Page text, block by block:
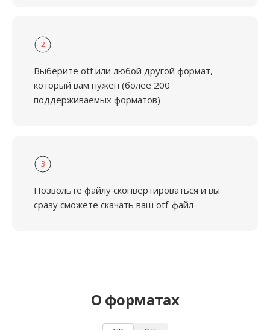
2
Выберите otf или любой другой формат,
который вам нужен (более 200
поддерживаемых форматов)
3
Позвольте файлу сконвертироваться и вы
сразу сможете скачать ваш otf-файл
О форматах